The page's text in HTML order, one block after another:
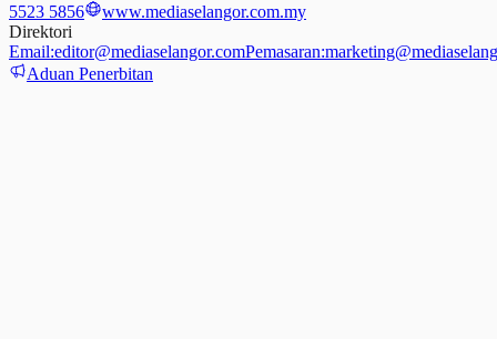
5523 5856
www.mediaselangor.com.my
Direktori
Email:editor@mediaselangor.comPemasaran:
Aduan Penerbitan